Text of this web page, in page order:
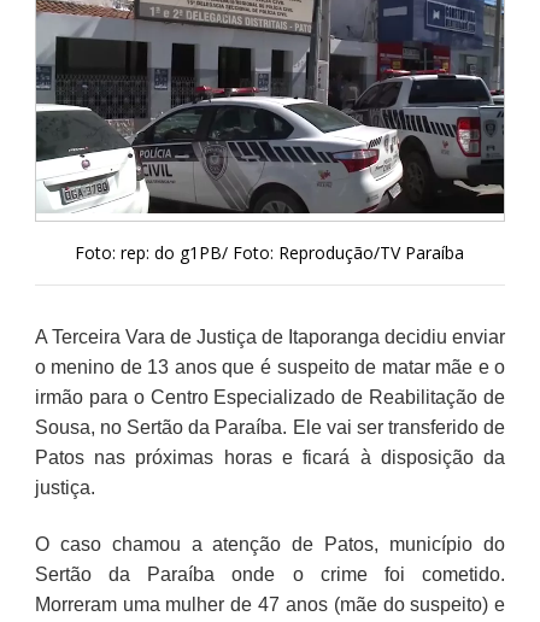
Foto: rep: do g1PB/ Foto: Reprodução/TV Paraíba
A Terceira Vara de Justiça de Itaporanga decidiu enviar
o menino de 13 anos que é suspeito de matar mãe e o
irmão para o Centro Especializado de Reabilitação de
Sousa, no Sertão da Paraíba. Ele vai ser transferido de
Patos nas próximas horas e ficará à disposição da
justiça.
O caso chamou a atenção de Patos, município do
Sertão da Paraíba onde o crime foi cometido.
Morreram uma mulher de 47 anos (mãe do suspeito) e